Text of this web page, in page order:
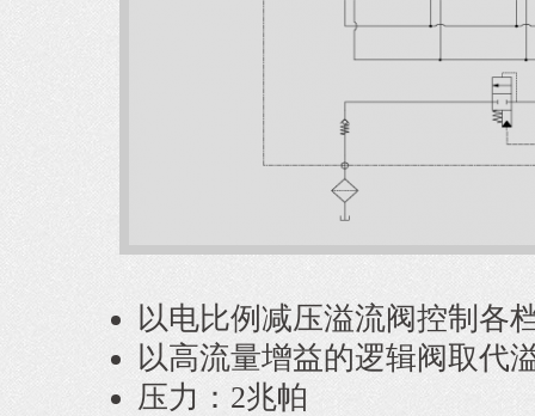
以电比例减压溢流阀控制各
以高流量增益的逻辑阀取代
压力：2兆帕